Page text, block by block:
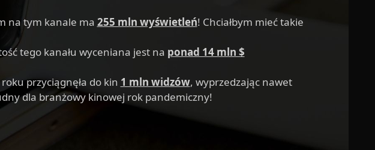
na tym kanale ma 255 mln wyświetleń! Chciałbym mieć takie
tego kanału wyceniana jest na ponad 14 mln $
przyciągnęła do kin 1 mln widzów, wyprzedzając nawet
dla branżowy kinowej rok pandemiczny!